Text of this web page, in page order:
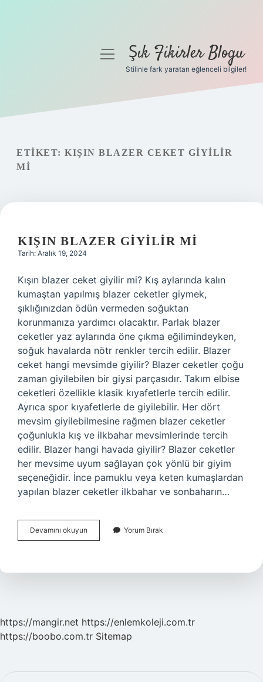
Gizlilik Politikası
Hakkımızda
menüyüŞık Fikirler Blogu
Stilinle fark yaratan eğlenceli bilgiler!
ETIKET: KIŞIN BLAZER CEKET GIYILIR
MI
KIŞIN BLAZER GIYILIR MI
Tarih: Aralık 19, 2024
Kışın blazer ceket giyilir mi? Kış aylarında kalın
kumaştan yapılmış blazer ceketler giymek,
şıklığınızdan ödün vermeden soğuktan
korunmanıza yardımcı olacaktır. Parlak blazer
ceketler yaz aylarında öne çıkma eğilimindeyken,
soğuk havalarda nötr renkler tercih edilir. Blazer
ceket hangi mevsimde giyilir? Blazer ceketler çoğu
zaman giyilebilen bir giysi parçasıdır. Takım elbise
ceketleri özellikle klasik kıyafetlerle tercih edilir.
Ayrıca spor kıyafetlerle de giyilebilir. Her dört
mevsim giyilebilmesine rağmen blazer ceketler
çoğunlukla kış ve ilkbahar mevsimlerinde tercih
edilir. Blazer hangi havada giyilir? Blazer ceketler
her mevsime uyum sağlayan çok yönlü bir giyim
seçeneğidir. İnce pamuklu veya keten kumaşlardan
yapılan blazer ceketler ilkbahar ve sonbaharın…
Devamını okuyun
Blazer
Yorum Bırak
https://mangir.net https://enlemkoleji.com.tr
https://boobo.com.tr Sitemap